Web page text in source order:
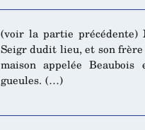
(voir la partie précédente)
Seigr dudit lieu, et son
maison appelée
gueules. (…)